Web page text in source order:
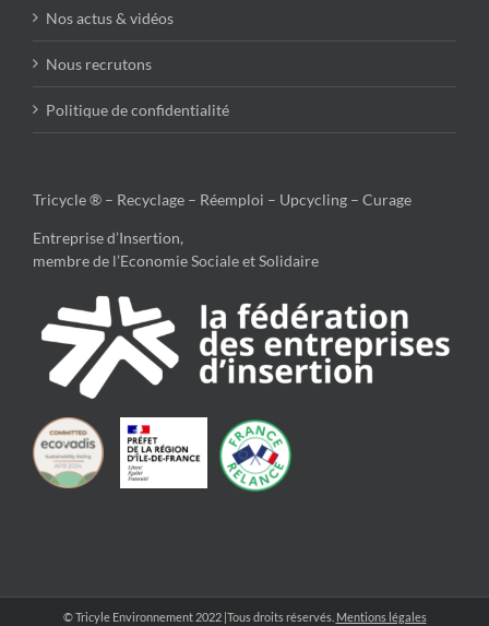
Nos actus & vidéos
Nous recrutons
Politique de confidentialité
Tricycle ® – Recyclage – Réemploi – Upcycling – Curage
Entreprise d’Insertion,
membre de l’Economie Sociale et Solidaire
© Tricyle Environnement 2022 |Tous droits réservés. Mentions légales